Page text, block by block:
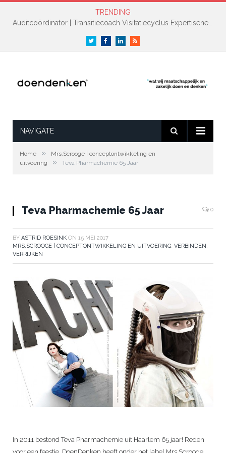
TRENDING
Auditcoördinator | Transitiecoach Visitatiecyclus Expertisenetwerk NAH +
Twitter FacebookLinkedInRSS
NAVIGATE
Home »
Mrs.Scrooge | conceptontwikkeling en
uitvoering
» Teva Pharmachemie 65 Jaar
Teva Pharmachemie 65 Jaar 0
BY ASTRID ROESINK ON 15 MEI 2017
MRS.SCROOGE | CONCEPTONTWIKKELING EN UITVOERING, VERBINDEN,
VERRIJKEN
In 2011 bestond Teva Pharmachemie uit Haarlem 65 jaar! Reden
voor een feestje. DoenDenken heeft onder het label Mrs.Scrooge